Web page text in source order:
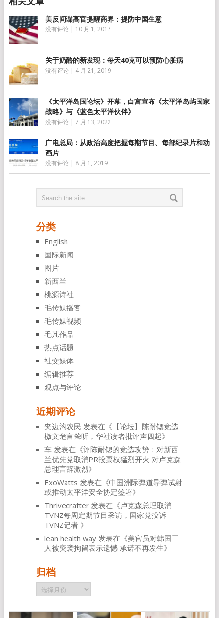
美反间谍高官提醒商界：提防中国生意
没有评论 | 10 月 1, 2017
关于奶酪的新发现：每天40克可以预防心脏病
没有评论 | 4 月 21, 2019
《太平洋岛国论坛》开幕，白宫宣布《太平洋岛屿国家
战略》与《蓝色太平洋伙伴》
没有评论 | 7 月 13, 2022
广电总局：从政治高度把握每期节目、每部纪录片和动
画片
没有评论 | 8 月 1, 2019
分类
English
国际新闻
图片
新西兰
桃源诗社
毛传媒播客
毛传媒视频
毛芃作品
热点话题
社交媒体
编辑推荐
观点与评论
近期评论
夹边沟农民 发表在《 【论坛】陈耐锶竞选
檄文危言耸听，华社读者批评声四起》
车发表在《评陈耐锶的竞选攻势：对新西
兰优先党取消PR投票权猛烈开火 对卢克森
总理言辞激烈》
ExoWatts 发表在《中国洲际弹道导弹试射
或推动太平洋安全协定签署》
Thrivecrafter发表在《卢克森总理取消
TVNZ每周定期节目采访，国家党投诉
TVNZ记者 》
lean health way发表在《美官员对韩国工
人被突袭拘留表示遗憾 承诺不再发生》
归档
归
档